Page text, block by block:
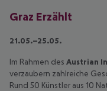
Graz Erzählt
21.05.–25.05.
Im Rahmen des Austrian
verzaubern zahlreiche
Rund 50 Künstler aus 10